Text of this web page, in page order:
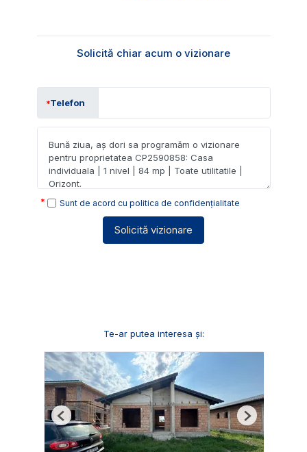
Solicită chiar acum o vizionare
Telefon
Sunt de acord cu politica de confidențialitate
Solicită vizionare
Te-ar putea interesa și:
Previous Next